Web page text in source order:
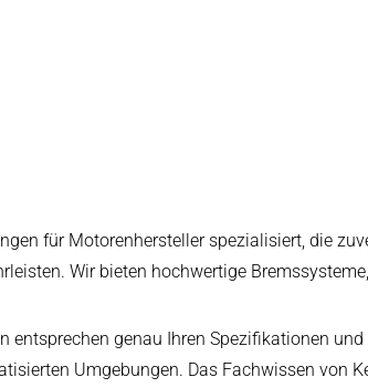
für Motorenhersteller spezialisiert, die
Wir bieten hochwertige
entsprechen genau Ihren Spezifikationen
Umgebungen. Das Fachwissen von